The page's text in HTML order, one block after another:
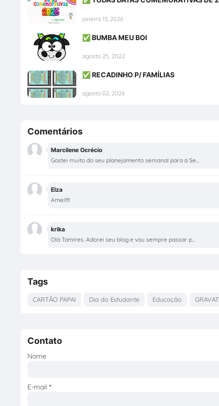
janeiro 13, 2026
✅ BUMBA MEU BOI
agosto 25, 2022
✅ RECADINHO P/ FAMÍLIAS
agosto 02, 2026
Comentários
Marcilene Ocrécio
Gostei muito do seu planejamento semanal para a Se...
Elza
Amei!!!!!
krika
Olá Tamires. Adorei seu blog e vou sempre passar p...
Tags
CARTÃO PAPAI Dia do Estudante Educação
Contato
Nome
E-mail *